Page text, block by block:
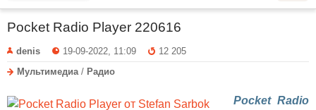
Pocket Radio Player 220616
denis 19-09-2022, 11:09
12 205
Мультимедиа/ Радио
Pocket Radio